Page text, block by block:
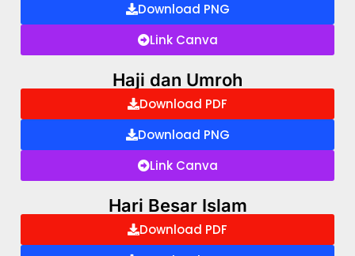
Download PNG
Link Canva
Haji dan Umroh
Download PDF
Download PNG
Link Canva
Hari Besar Islam
Download PDF